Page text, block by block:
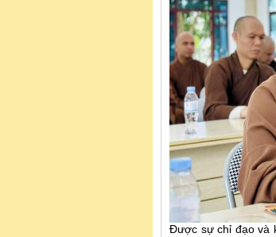
Được sự chỉ đạo và